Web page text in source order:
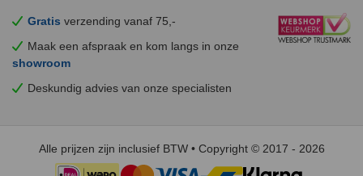
Gratis verzending vanaf 75,-
Maak een afspraak en kom langs in onze
showroom
Deskundig advies van onze specialisten
Alle prijzen zijn inclusief BTW • Copyright © 2017 - 2026